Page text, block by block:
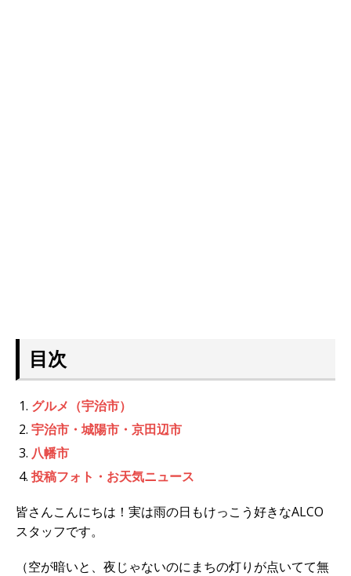
目次
グルメ（宇治市）
宇治市・城陽市・京田辺市
八幡市
投稿フォト・お天気ニュース
皆さんこんにちは！実は雨の日もけっこう好きなALCO
スタッフです。
（空が暗いと、夜じゃないのにまちの灯りが点いてて無